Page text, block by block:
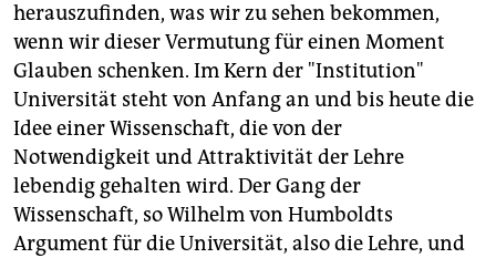
herauszufinden, was wir zu sehen bekommen,
wenn wir dieser Vermutung für einen Moment
Glauben schenken. Im Kern der "Institution"
Universität steht von Anfang an und bis heute die
Idee einer Wissenschaft, die von der
Notwendigkeit und Attraktivität der Lehre
lebendig gehalten wird. Der Gang der
Wissenschaft, so Wilhelm von Humboldts
Argument für die Universität, also die Lehre, und